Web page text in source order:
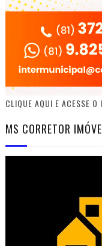
CLIQUE AQUI E ACESSE
MS CORRETOR